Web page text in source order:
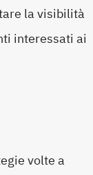
la visibilità
interessati ai
volte a